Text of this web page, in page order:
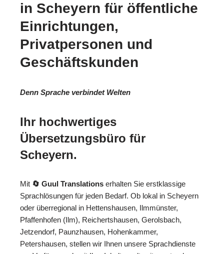
in Scheyern für öffentliche
Einrichtungen,
Privatpersonen und
Geschäftskunden
Denn Sprache verbindet Welten
Ihr hochwertiges
Übersetzungsbüro für
Scheyern.
Mit 🔄 Guul Translations erhalten Sie erstklassige
Sprachlösungen für jeden Bedarf. Ob lokal in Scheyern
oder überregional in Hettenshausen, Ilmmünster,
Pfaffenhofen (Ilm), Reichertshausen, Gerolsbach,
Jetzendorf, Paunzhausen, Hohenkammer,
Petershausen, stellen wir Ihnen unsere Sprachdienste